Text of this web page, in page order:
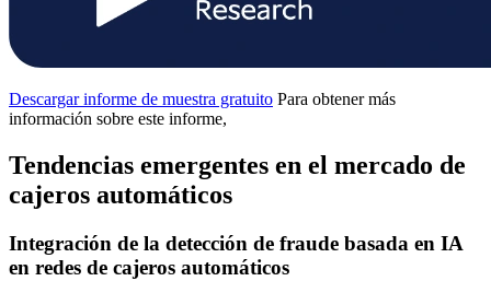
Descargar informe de muestra gratuito Para obtener más
información sobre este informe,
Tendencias emergentes en el mercado de
cajeros automáticos
Integración de la detección de fraude basada en IA
en redes de cajeros automáticos